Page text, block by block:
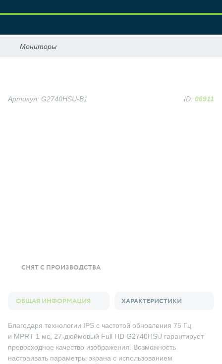
СНЯТ С ПРОИЗВОДСТВА
Артикул: G2740HSU-B1 ID: 06911
ОБЩАЯ ИНФОРМАЦИЯ ХАРАКТЕРИСТИКИ
Благодаря технологии IPS с частотой обновления 75 Гц
и MPRT 1 мс, 27-дюймовый Full HD G2740HSU гарантирует
превосходное качество изображения. Возможность
настраивать параметры экрана с использованием